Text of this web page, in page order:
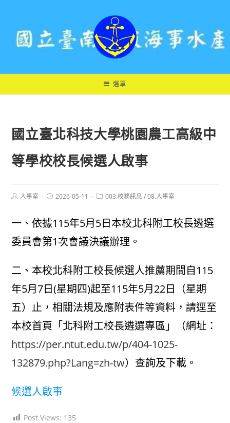
選單
國立臺北科技大學桃園農工高級中
等學校校長候選人啟事
Post人事室
Post2026-05-11
Post003.校務訊息 / 08.人事室
一、依據115年5月5日本校北科附工校長遴選
委員會第1次會議決議辦理。
二、本校北科附工校長候選人推薦期間自115
年5月7日(星期四)起至115年5月22日（星期
五）止，相關法規及應附表件等資料，請逕至
本校首頁「北科附工校長遴選專區」（網址：
https://per.ntut.edu.tw/p/404-1025-
132879.php?Lang=zh-tw）查詢及下載。
候選人啟事
Post Views: 135